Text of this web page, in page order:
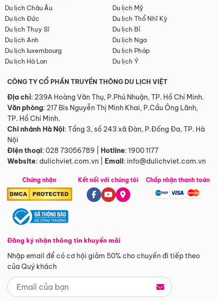
Du lịch Châu Âu
Du lịch Mỹ
Du lịch Đức
Du lịch Thổ Nhĩ Kỳ
Du lịch Thụy Sĩ
Du lịch Bỉ
Du lịch Anh
Du lịch Nga
Du lịch luxembourg
Du lịch Pháp
Du lịch Hà Lan
Du lịch Ý
CÔNG TY CỔ PHẦN TRUYỀN THÔNG DU LỊCH VIỆT
Địa chỉ: 239A Hoàng Văn Thụ, P.Phú Nhuận, TP. Hồ Chí Minh.
Văn phòng: 217 Bis Nguyễn Thị Minh Khai, P.Cầu Ông Lãnh,
TP. Hồ Chí Minh.
Chi nhánh Hà Nội: Tầng 3, số 243 xã Đàn, P.Đống Đa, TP. Hà
Nội
Điện thoại: 028 73056789 Hotline: 1900 1177
Website: dulichviet.com.vn Email: info@dulichviet.com.vn
Chứng nhận
Đăng ký nhận thông tin khuyến mãi
Nhập email để có cơ hội giảm 50% cho chuyến đi tiếp theo
của Quý khách
Kết nối với chúng tôi Chấp nhận thanh toán